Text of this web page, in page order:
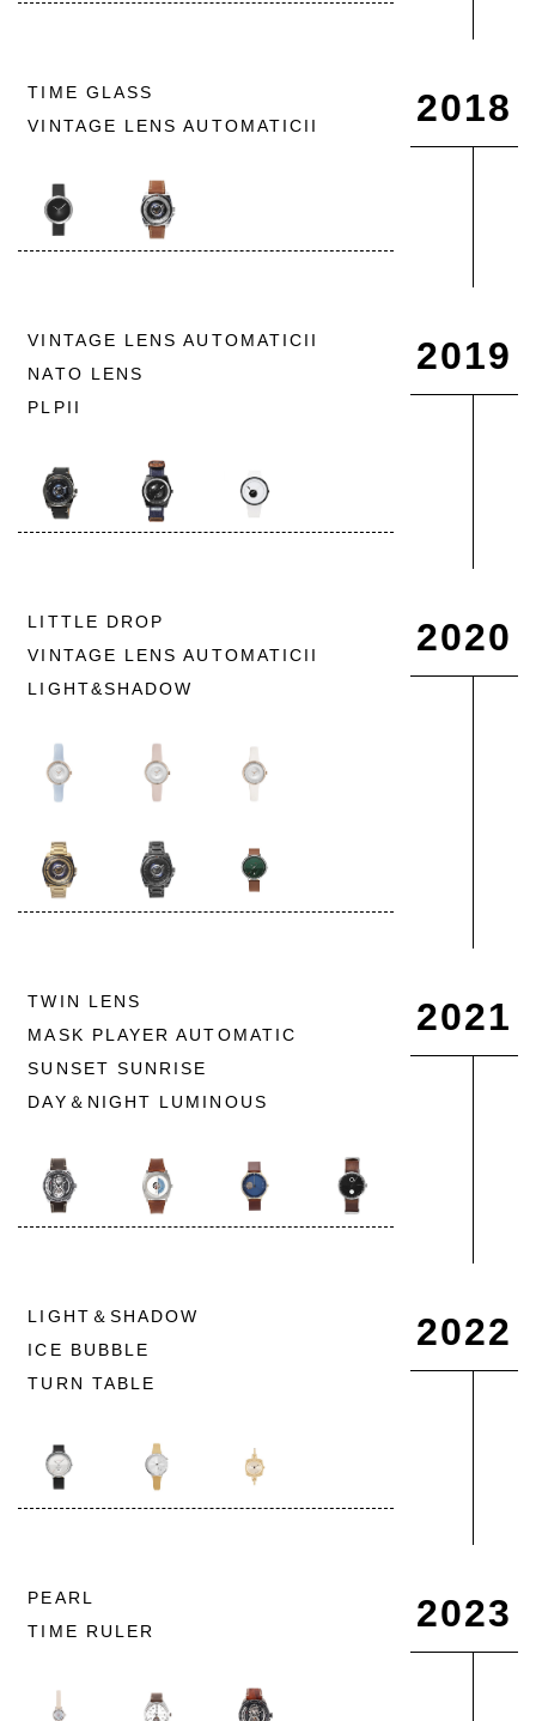
TIME GLASS
VINTAGE LENS AUTOMATICII
2018
VINTAGE LENS AUTOMATICII
NATO LENS
PLPII
2019
LITTLE DROP
VINTAGE LENS AUTOMATICII
LIGHT&SHADOW
2020
TWIN LENS
MASK PLAYER AUTOMATIC
SUNSET SUNRISE
DAY＆NIGHT LUMINOUS
2021
LIGHT＆SHADOW
ICE BUBBLE
TURN TABLE
2022
PEARL
TIME RULER
2023